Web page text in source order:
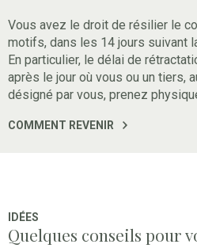
Vous avez le droit de résilier le
motifs, dans les 14 jours suivant
En particulier, le délai de
après le jour où vous ou un tiers,
désigné par vous, prenez
COMMENT REVENIR
IDÉES
Quelques conseils pour